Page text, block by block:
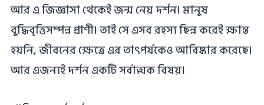
আর এ জিজ্ঞাসা থেকেই জন্ম নেয় দর্শন। মানুষ
বুদ্ধিবৃত্তিসম্পন্ন প্রাণী। তাই সে এসব রহস্য ছিন্ন করেই ক্ষান্ত
হয়নি, জীবনের ক্ষেত্রে এর তাৎপর্যকেও আবিষ্কার করেছে।
আর এজন্যই দর্শন একটি সর্বাত্মক বিষয়।